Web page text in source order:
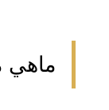
ماهي